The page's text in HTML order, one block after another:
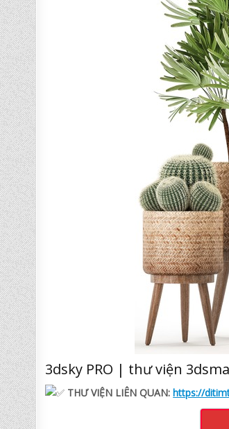
3dsky PRO | thư viện
THƯ VIỆN LIÊN QUAN:https://